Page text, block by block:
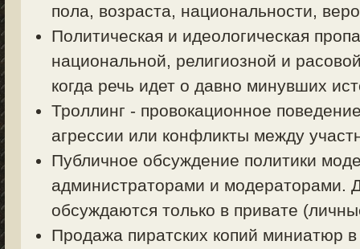
пола, возраста, национальности,
Политическая и идеологическая
национальной, религиозной и
когда речь идет о давно минувших
Троллинг - провокационное
агрессии или конфликты между
Публичное обсуждение политики
администраторами и модераторами.
обсуждаются только в привате
Продажа пиратских копий миниатюр